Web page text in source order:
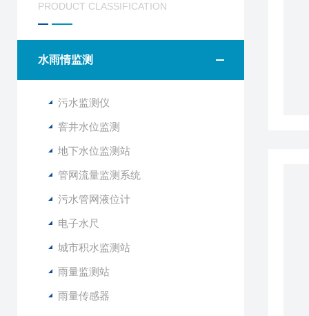
PRODUCT CLASSIFICATION
水雨情监测
污水监测仪
窨井水位监测
地下水位监测站
管网流量监测系统
污水管网液位计
电子水尺
城市积水监测站
雨量监测站
雨量传感器